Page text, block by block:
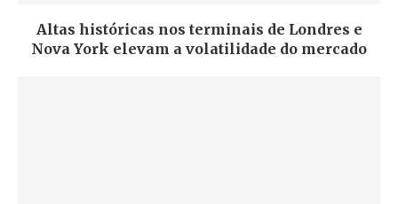
Altas históricas nos terminais de Londres e
Nova York elevam a volatilidade do mercado